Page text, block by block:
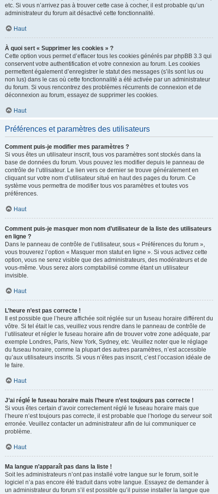
etc. Si vous n’arrivez pas à trouver cette case à cocher, il est probable qu’un
administrateur du forum ait désactivé cette fonctionnalité.
Haut
À quoi sert « Supprimer les cookies » ?
Cette option vous permet d’effacer tous les cookies générés par phpBB 3.3 qui
conservent votre authentification et votre connexion au forum. Les cookies
permettent également d’enregistrer le statut des messages (s’ils sont lus ou
non lus) dans le cas où cette fonctionnalité a été activée par un administrateur
du forum. Si vous rencontrez des problèmes récurrents de connexion et de
déconnexion au forum, essayez de supprimer les cookies.
Haut
Préférences et paramètres des utilisateurs
Comment puis-je modifier mes paramètres ?
Si vous êtes un utilisateur inscrit, tous vos paramètres sont stockés dans la
base de données du forum. Vous pouvez les modifier depuis le panneau de
contrôle de l’utilisateur. Le lien vers ce dernier se trouve généralement en
cliquant sur votre nom d’utilisateur situé en haut des pages du forum. Ce
système vous permettra de modifier tous vos paramètres et toutes vos
préférences.
Haut
Comment puis-je masquer mon nom d’utilisateur de la liste des utilisateurs
en ligne ?
Dans le panneau de contrôle de l’utilisateur, sous « Préférences du forum »,
vous trouverez l’option « Masquer mon statut en ligne ». Si vous activez cette
option, vous ne serez visible que des administrateurs, des modérateurs et de
vous-même. Vous serez alors comptabilisé comme étant un utilisateur
invisible.
Haut
L’heure n’est pas correcte !
Il est possible que l’heure affichée soit réglée sur un fuseau horaire différent du
vôtre. Si tel était le cas, veuillez vous rendre dans le panneau de contrôle de
l’utilisateur et régler le fuseau horaire afin de trouver votre zone adéquate, par
exemple Londres, Paris, New York, Sydney, etc. Veuillez noter que le réglage
du fuseau horaire, comme la plupart des autres paramètres, n’est accessible
qu’aux utilisateurs inscrits. Si vous n’êtes pas inscrit, c’est l’occasion idéale de
le faire.
Haut
J’ai réglé le fuseau horaire mais l’heure n’est toujours pas correcte !
Si vous êtes certain d’avoir correctement réglé le fuseau horaire mais que
l’heure n’est toujours pas correcte, il est probable que l’horloge du serveur soit
erronée. Veuillez contacter un administrateur afin de lui communiquer ce
problème.
Haut
Ma langue n’apparaît pas dans la liste !
Soit les administrateurs n’ont pas installé votre langue sur le forum, soit le
logiciel n’a pas encore été traduit dans votre langue. Essayez de demander à
un administrateur du forum s’il est possible qu’il puisse installer la langue que